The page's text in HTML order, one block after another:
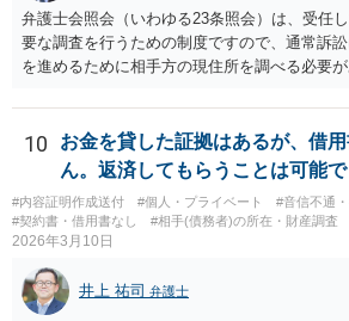
弁護士会照会（いわゆる23条照会）は、受任
要な調査を行うための制度ですので、通常訴
を進めるために相手方の現住所を調べる必要
は「住所調査だけ単体」で依頼するものでは
どの事件そのものを弁護士に依頼した上で、
て行う必要があります。また、23条照会をか
るとは限りません。どの情報を手掛かりに、
先が回答に応じるかによって結果は変わります
促の段階でも利用は可能だが、成功するかは事
護士に「支払督促申立てを前提に住所調査もお
るのがよいと思われます。
10
お金を貸した証拠はあるが、借
ん。返済してもらうことは可能
#内容証明作成送付 #個人・プライベート
#音信不通
#契約書・借用書なし
#相手(債務者)の所在・財産調査
2026年3月10日
井上 祐司 弁護士